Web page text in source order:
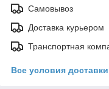
Самовывоз
Доставка курьером
Транспортная
Все условия доставки